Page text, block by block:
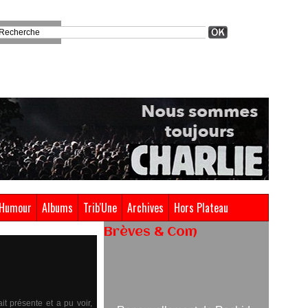
Humour Albums Trib'Une Archives Hors Plateau
présente et a pu voir,
Brèves & Com